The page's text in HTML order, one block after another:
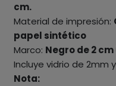
cm.
Material de impresión:
papel sintético
Marco: Negro de 2
Incluye vidrio de 2mm
Nota: